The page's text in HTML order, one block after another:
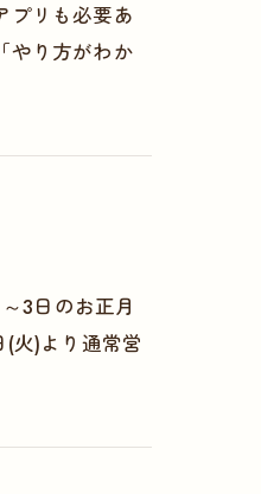
プリも必要あ
やり方がわか
3日のお正月
火)より通常営